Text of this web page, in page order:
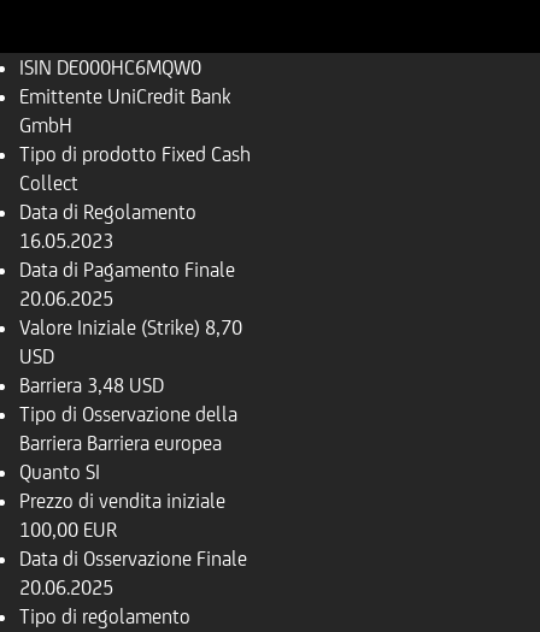
ISIN DE000HC6MQW0
Emittente UniCredit Bank
GmbH
Tipo di prodotto Fixed Cash
Collect
Data di Regolamento
16.05.2023
Data di Pagamento Finale
20.06.2025
Valore Iniziale (Strike) 8,70
USD
Barriera 3,48 USD
Tipo di Osservazione della
Barriera Barriera europea
Quanto SI
Prezzo di vendita iniziale
100,00 EUR
Data di Osservazione Finale
20.06.2025
Tipo di regolamento